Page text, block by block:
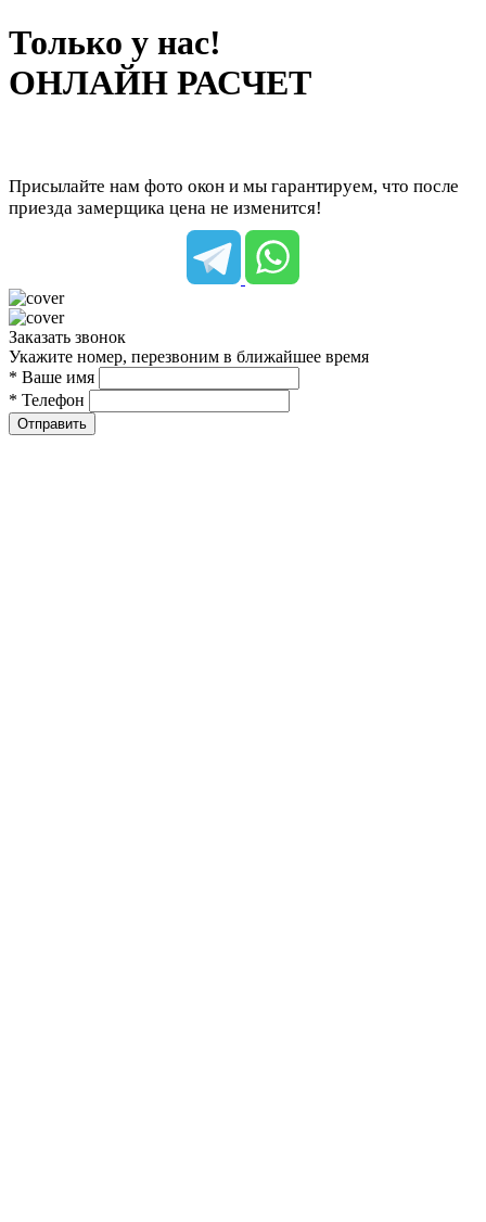
Только у нас!
ОНЛАЙН РАСЧЕТ
Присылайте нам фото окон и мы гарантируем, что после
приезда замерщика цена не изменится!
Заказать звонок
Укажите номер, перезвоним в ближайшее время
* Ваше имя
* Телефон
Отправить